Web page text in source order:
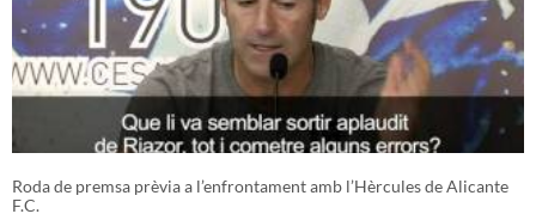
Roda de premsa prèvia a l’enfrontament amb l’Hèrcules de Alicante
F.C.